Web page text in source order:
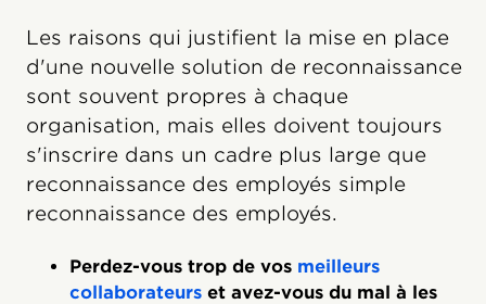
Les raisons qui justifient la mise en place
d'une nouvelle solution de reconnaissance
sont souvent propres à chaque
organisation, mais elles doivent toujours
s'inscrire dans un cadre plus large que
reconnaissance des employés simple
reconnaissance des employés.
Perdez-vous trop de vos meilleurs
collaborateurs et avez-vous du mal à les